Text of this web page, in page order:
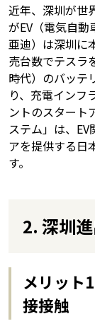
近年、深圳が世
がEV（電気自動
亜迪）は深圳に
売台数でテスラ
時代）のバッテ
り、充電インフ
ントのスタート
ステム」は、
アを提供する日
す。
2. 深圳
メリット
接接触